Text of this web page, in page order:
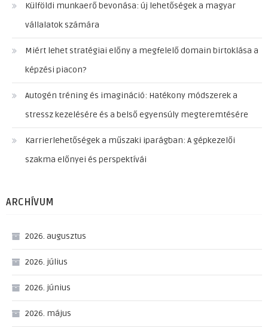
Külföldi munkaerő bevonása: új lehetőségek a magyar
vállalatok számára
Miért lehet stratégiai előny a megfelelő domain birtoklása a
képzési piacon?
Autogén tréning és imagináció: Hatékony módszerek a
stressz kezelésére és a belső egyensúly megteremtésére
Karrierlehetőségek a műszaki iparágban: A gépkezelői
szakma előnyei és perspektívái
ARCHÍVUM
2026. augusztus
2026. július
2026. június
2026. május